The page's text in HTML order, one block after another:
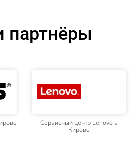
партнёры
Сервисный центр Lenovo в
Кирове